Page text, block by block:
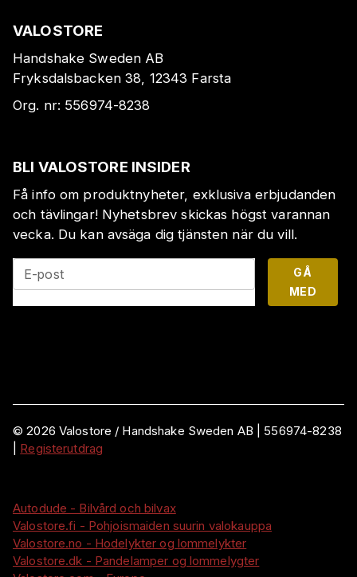
VALOSTORE
Handshake Sweden AB
Fryksdalsbacken 38, 12343 Farsta
Org. nr: 556974-8238
BLI VALOSTORE INSIDER
Få info om produktnyheter, exklusiva erbjudanden
och tävlingar! Nyhetsbrev skickas högst varannan
vecka. Du kan avsäga dig tjänsten när du vill.
E-post
GÅ
MED
©2026 Valostore / Handshake Sweden AB
556974-8238
Registerutdrag
Autodude - Bilvård och bilvax
Valostore.fi - Pohjoismaiden suurin valokauppa
Valostore.no - Hodelykter og lommelykter
Valostore.dk - Pandelamper og lommelygter